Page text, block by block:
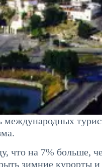
что на 7% больше,
зимние курорты